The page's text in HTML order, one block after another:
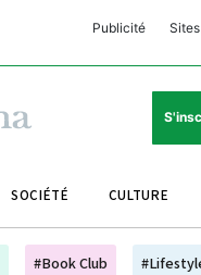
Publicité
Club
Le Matin
Le Matin
Le Matin
SOCIÉTÉ CULTURE
#Book Club